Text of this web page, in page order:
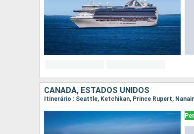
CANADÁ, ESTADOS UNIDOS
Itinerário : Seattle, Ketchikan, Prince Rupert,